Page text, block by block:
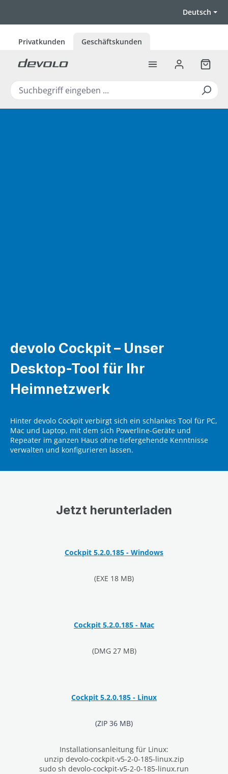
Deutsch
Privatkunden Geschäftskunden
devolo Cockpit – Unser
Desktop-Tool für Ihr
Heimnetzwerk
Hinter devolo Cockpit verbirgt sich ein schlankes Tool für PC,
Mac und Laptop, mit dem sich Powerline-Geräte und
Repeater im ganzen Haus ohne tiefergehende Kenntnisse
verwalten und konfigurieren lassen.
Jetzt herunterladen
Cockpit 5.2.0.185 - Windows
(EXE 18 MB)
Cockpit 5.2.0.185 - Mac
(DMG 27 MB)
Cockpit 5.2.0.185 - Linux
(ZIP 36 MB)
Installationsanleitung für Linux:
unzip devolo-cockpit-v5-2-0-185-linux.zip
sudo sh devolo-cockpit-v5-2-0-185-linux.run